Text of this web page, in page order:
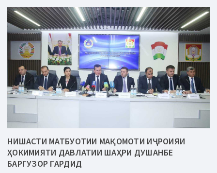
НИШАСТИ МАТБУОТИИ МАҚОМОТИ ИҶРОИЯИ
ҲОКИМИЯТИ ДАВЛАТИИ ШАҲРИ ДУШАНБЕ
БАРГУЗОР ГАРДИД